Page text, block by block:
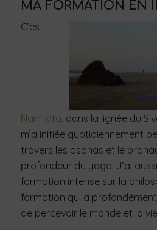
MA FORMATION EN
C’est
Namrata , dans la lignée du
m’a initiée quotidiennement
travers les asanas et le
profondeur du yoga. J’ai
formation intense sur la
formation qui a
de percevoir le monde et la